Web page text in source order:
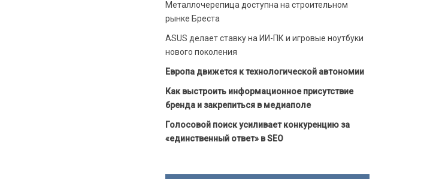
Металлочерепица доступна на строительном
рынке Бреста
ASUS делает ставку на ИИ-ПК и игровые ноутбуки
нового поколения
Европа движется к технологической автономии
Как выстроить информационное присутствие
бренда и закрепиться в медиаполе
Голосовой поиск усиливает конкуренцию за
«единственный ответ» в SEO